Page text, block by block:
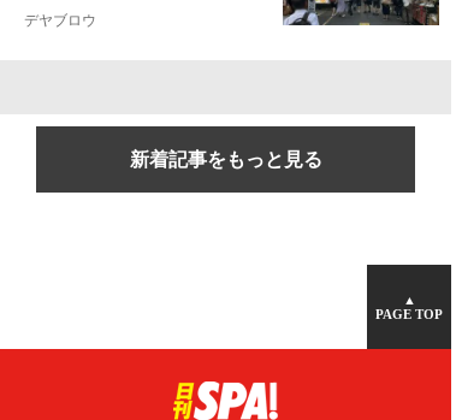
デヤブロウ
新着記事をもっと見る
▲
PAGE TOP